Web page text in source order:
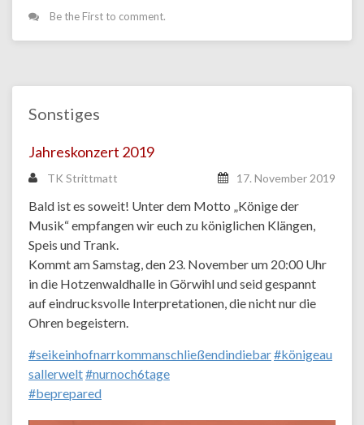
Be the First to comment.
Sonstiges
Jahreskonzert 2019
TK Strittmatt 17. November 2019
Bald ist es soweit! Unter dem Motto „Könige der
Musik“ empfangen wir euch zu königlichen Klängen,
Speis und Trank.
Kommt am Samstag, den 23. November um 20:00 Uhr
in die Hotzenwaldhalle in Görwihl und seid gespannt
auf eindrucksvolle Interpretationen, die nicht nur die
Ohren begeistern.
#seikeinhofnarrkommanschließendindiebar#königeau
sallerwelt#nurnoch6tage
#beprepared